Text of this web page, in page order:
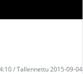
/ Tallennettu 2015-09-04